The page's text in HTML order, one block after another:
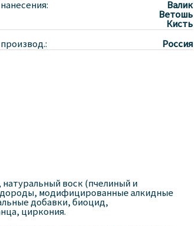
Валик
Ветошь
Кисть
Россия
воск (пчелиный и
модифицированные алкидные
добавки, биоцид,
циркония.